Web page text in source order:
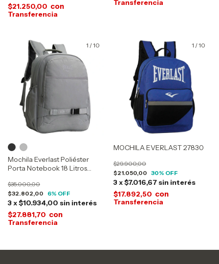
$21.250,00 con
1 /10
Mochila Everlast Poliéster
Porta Notebook 18 Litros
$32.802,00
$35.000,00
6% OFF
3x$10.934,00 sin interés
$27.881,70 con
1 /10
MOCHILA EVERLAST 27830
$21.050,00
$29.900,00
30% OFF
3x$7.016,67 sin interés
$17.892,50 con